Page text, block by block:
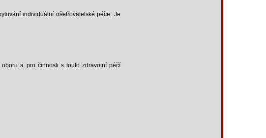
individuální ošetřovatelské péče. Je
a pro činnosti s touto zdravotní péčí